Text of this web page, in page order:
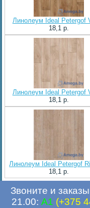
Линолеум Ideal Petergof
18,1 p.
Линолеум Ideal Petergof
18,1 p.
Линолеум Ideal Petergof
18,1 p.
Звоните и
21.00: A1 (+375